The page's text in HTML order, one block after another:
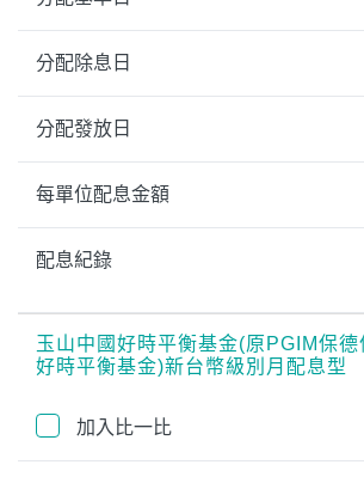
分配除息日
分配發放日
每單位配息金額
配息紀錄
玉山中國好時平衡基金(原PGIM保德
好時平衡基金)新台幣級別月配息型
加入比一比